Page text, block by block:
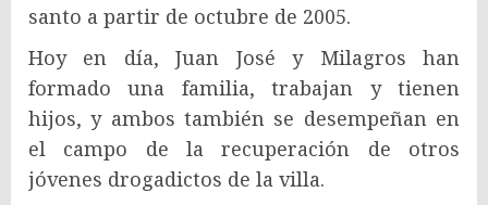
santo a partir de octubre de 2005.
Hoy en día, Juan José y Milagros han
formado una familia, trabajan y tienen
hijos, y ambos también se desempeñan en
el campo de la recuperación de otros
jóvenes drogadictos de la villa.